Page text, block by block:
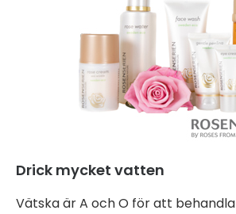
Drick mycket vatten
Vätska är A och O för att behandla